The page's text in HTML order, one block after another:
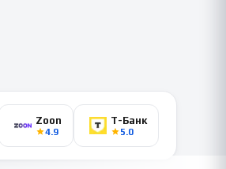
Zoon
4.9
Т-Банк
5.0